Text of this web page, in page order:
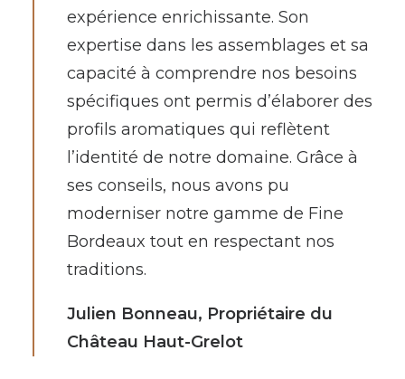
expérience enrichissante. Son
expertise dans les assemblages et sa
capacité à comprendre nos besoins
spécifiques ont permis d’élaborer des
profils aromatiques qui reflètent
l’identité de notre domaine. Grâce à
ses conseils, nous avons pu
moderniser notre gamme de Fine
Bordeaux tout en respectant nos
traditions.
Julien Bonneau, Propriétaire du
Château Haut-Grelot